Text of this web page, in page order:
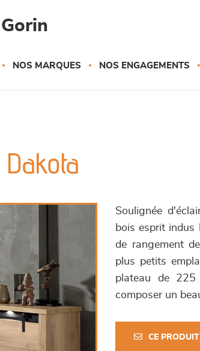
NOS MARQUES NOS ENGAGEMENTS
Soulignée
bois esprit indus
de rangement
plus petits
plateau de
composer un
CE